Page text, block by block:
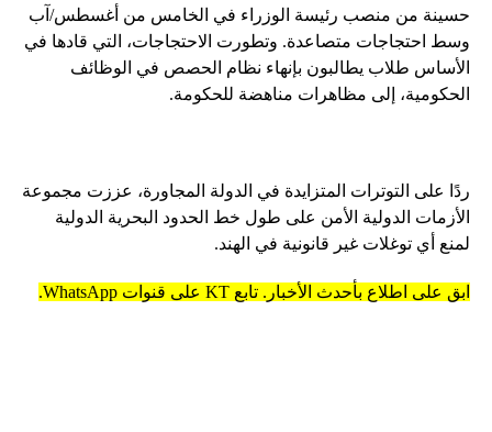
حسينة من منصب رئيسة الوزراء في الخامس من أغسطس/آب
وسط احتجاجات متصاعدة. وتطورت الاحتجاجات، التي قادها في
الأساس طلاب يطالبون بإنهاء نظام الحصص في الوظائف
الحكومية، إلى مظاهرات مناهضة للحكومة.
ردًا على التوترات المتزايدة في الدولة المجاورة، عززت مجموعة
الأزمات الدولية الأمن على طول خط الحدود البحرية الدولية
لمنع أي توغلات غير قانونية في الهند.
ابق على اطلاع بأحدث الأخبار. تابع KT على قنوات WhatsApp.